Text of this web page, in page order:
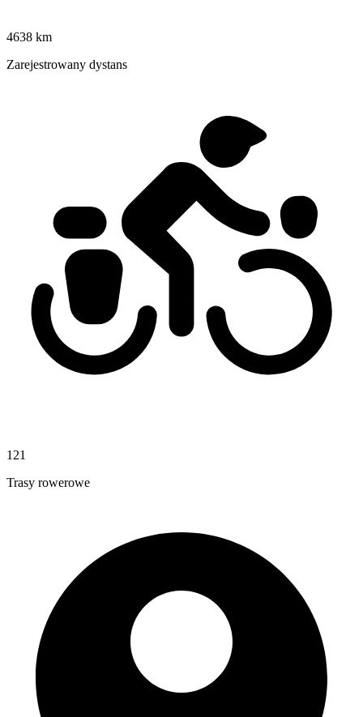
4638 km
Zarejestrowany dystans
121
Trasy rowerowe